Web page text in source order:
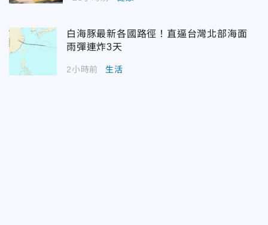
白海豚最新各國路徑！直逼台灣北部海面
雨彈連炸3天
2小時前 生活